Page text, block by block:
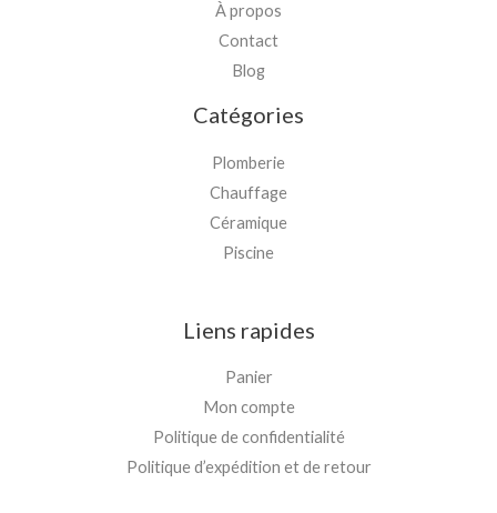
À propos
Contact
Blog
Catégories
Plomberie
Chauffage
Céramique
Piscine
Liens rapides
Panier
Mon compte
Politique de confidentialité
Politique d’expédition et de retour